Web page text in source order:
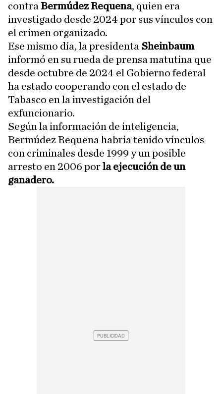
contra Bermúdez Requena, quien era
investigado desde 2024 por sus vínculos con
el crimen organizado.
Ese mismo día, la presidenta Sheinbaum
informó en su rueda de prensa matutina que
desde octubre de 2024 el Gobierno federal
ha estado cooperando con el estado de
Tabasco en la investigación del
exfuncionario.
Según la información de inteligencia,
Bermúdez Requena habría tenido vínculos
con criminales desde 1999 y un posible
arresto en 2006 porla ejecución de un
ganadero.